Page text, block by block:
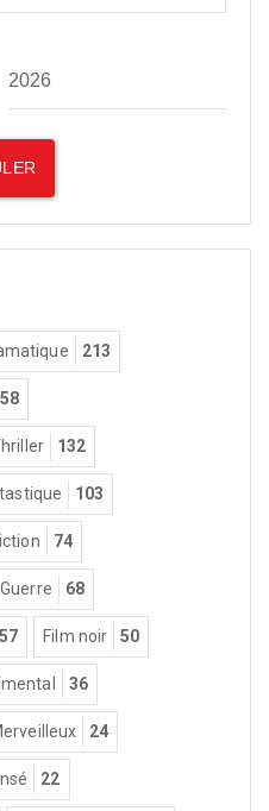
213
132
103
74
Guerre 68
57 Film noir 50
36
24
22